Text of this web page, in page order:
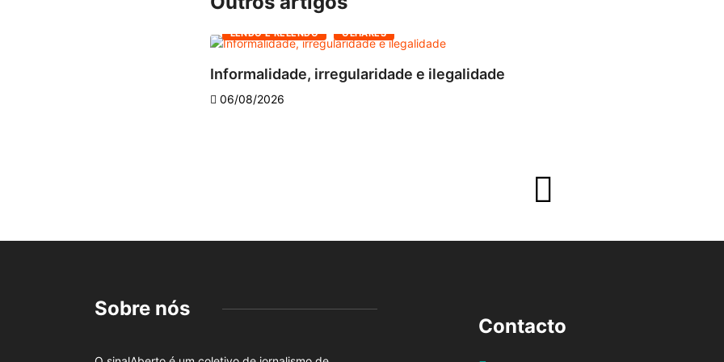
LENDO E RELENDO OLHARES
Informalidade, irregularidade e ilegalidade
06/08/2026
Sobre nós
Contacto